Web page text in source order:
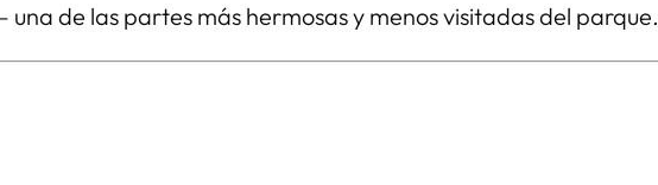
de las partes más hermosas y menos visitadas del parque.